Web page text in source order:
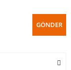
GÖNDER